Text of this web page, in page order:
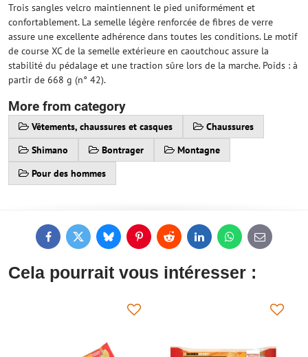
Trois sangles velcro maintiennent le pied uniformément et
confortablement. La semelle légère renforcée de fibres de verre
assure une excellente adhérence dans toutes les conditions. Le motif
de course XC de la semelle extérieure en caoutchouc assure la
stabilité du pédalage et une traction sûre lors de la marche. Poids : à
partir de 668 g (n° 42).
More from category
Vêtements, chaussures et casques
Chaussures
Shimano
Bontrager
Montagne
Pour des hommes
FacebookTwitterBlueskyPinterestReddit LinkedInWhatsApp
E-
mail
Cela pourrait vous intéresser :